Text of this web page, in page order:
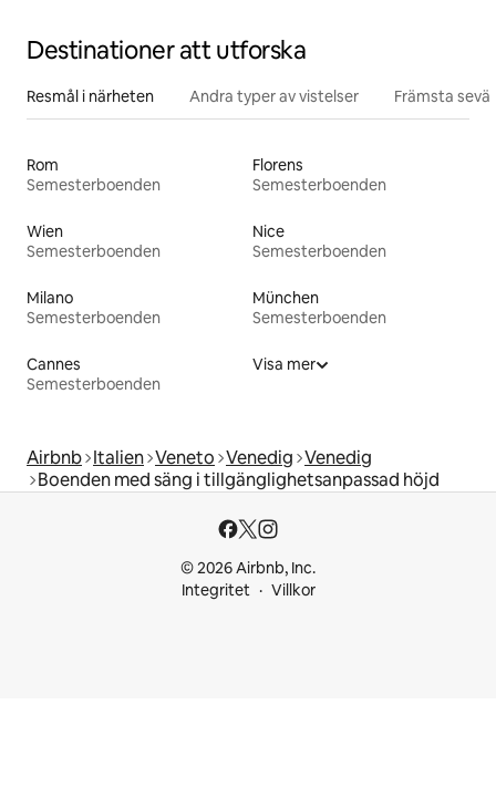
Destinationer att utforska
Resmål i närheten Andra typer av vistelser Främsta
Rom
Semesterboenden
Florens
Semesterboenden
Wien
Semesterboenden
Nice
Semesterboenden
Milano
Semesterboenden
München
Semesterboenden
Cannes
Semesterboenden
Visa mer
Airbnb Italien Veneto Venedig Venedig
Boenden med säng i tillgänglighetsanpassad höjd
© 2026 Airbnb, Inc.
Integritet
Villkor